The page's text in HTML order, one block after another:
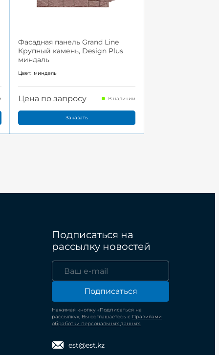
Фасадная панель Grand Line
Крупный камень, Design Plus
миндаль
Цвет: миндаль
Цена по запросу В наличии
Заказать
Подписаться на
рассылку новостей
Подписаться
Нажимая кнопку «Подписаться на
рассылку», Вы соглашаетесь с Правилами
обработки персональных данных.
est@est.kz